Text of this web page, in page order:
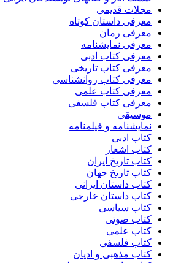
مجلات قدیمی
معرفی داستان کوتاه
معرفی رمان
معرفی نمایشنامه
معرفی کتاب ادبی
معرفی کتاب تاریخی
معرفی کتاب روانشناسی
معرفی کتاب علمی
معرفی کتاب فلسفی
موسیقی
نمایشنامه و فیلمنامه
کتاب ادبی
کتاب اشعار
کتاب تاریخ ایران
کتاب تاریخ جهان
کتاب داستان ایرانی
کتاب داستان خارجی
کتاب سیاسی
کتاب صوتی
کتاب علمی
کتاب فلسفی
کتاب مذهبی و ادیان